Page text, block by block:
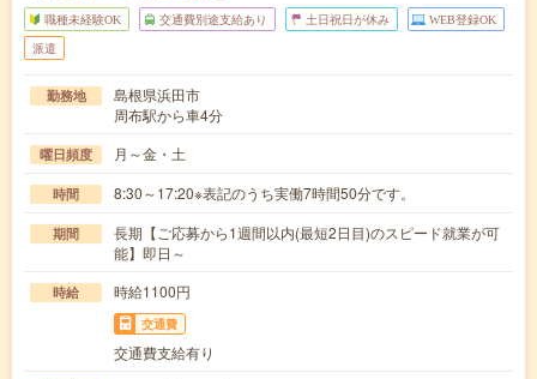
職種未経験OK 交通費別途支給あり 土日祝日が休み WEB登録OK
派遣
勤務地
島根県浜田市
周布駅から車4分
曜日頻度 月～金・土
時間 8:30～17:20※表記のうち実働7時間50分です。
期間
長期【ご応募から1週間以内(最短2日目)のスピード就業が可
能】即日～
時給 時給1100円
交通費
交通費支給有り